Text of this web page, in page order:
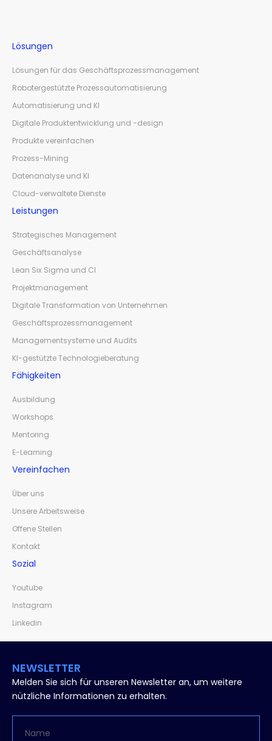
Lösungen
Lösungen für das Geschäftsprozessmanagement
Robotergestützte Prozessautomatisierung
Automatisierung und KI
Digitale Produktentwicklung und -design
Produkte vereinfachen
Prozess-Mining
Datenanalyse und KI
Cloud-verwaltete Dienste
Leistungen
Strategisches Management
Geschäftsanalyse
Lean Six Sigma und CI
Projektmanagement
Digitale Transformation von Unternehmen
Geschäftsprozessmanagement
Managementsysteme und Audits
KI-gestützte Technologieberatung
Fähigkeiten
Ausbildung
Workshops
Mentoring
E-Learning
Vereinfachen
Über uns
Unsere Arbeitsweise
Offene Stellen
Kontakt
Sozial
Youtube
Instagram
Linkedin
NEWSLETTER
Melden Sie sich für unseren Newsletter an, um weitere
nützliche Informationen zu erhalten.